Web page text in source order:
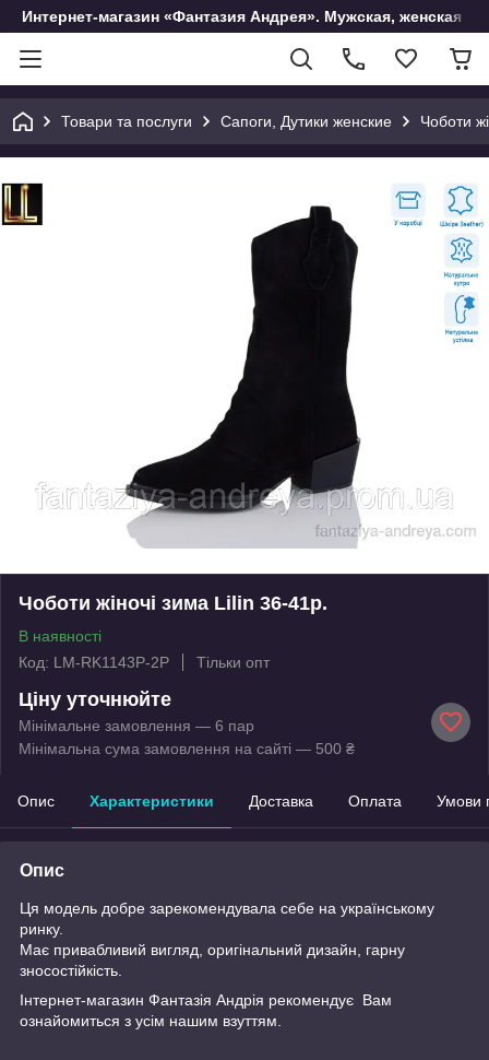
Интернет-магазин «Фантазия Андрея». Мужская, женская и
Товари та послуги Сапоги, Дутики женские Чоботи
Чоботи жіночі зима Lilin 36-41р.
В наявності
Код: LM-RK1143P-2P
Тільки опт
Ціну уточнюйте
Мінімальне замовлення — 6 пар
Мінімальна сума замовлення на сайті — 500 ₴
Опис Характеристики Доставка Оплата Умови
Опис
Ця модель добре зарекомендувала себе на українському
ринку.
Має привабливий вигляд, оригінальний дизайн, гарну
зносостійкість.
Інтернет-магазин Фантазія Андрія рекомендує Вам
ознайомиться з усім нашим взуттям.